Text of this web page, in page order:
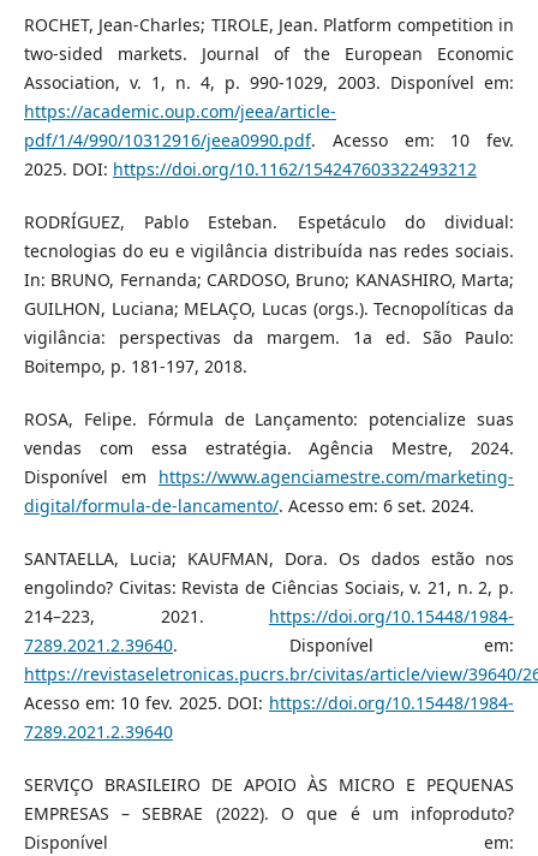
ROCHET, Jean-Charles; TIROLE, Jean. Platform competition in
two-sided markets. Journal of the European Economic
Association, v. 1, n. 4, p. 990-1029, 2003. Disponível em:
https://academic.oup.com/jeea/article-
pdf/1/4/990/10312916/jeea0990.pdf. Acesso em: 10 fev.
2025. DOI: https://doi.org/10.1162/154247603322493212
RODRÍGUEZ, Pablo Esteban. Espetáculo do dividual:
tecnologias do eu e vigilância distribuída nas redes sociais.
In: BRUNO, Fernanda; CARDOSO, Bruno; KANASHIRO, Marta;
GUILHON, Luciana; MELAÇO, Lucas (orgs.). Tecnopolíticas da
vigilância: perspectivas da margem. 1a ed. São Paulo:
Boitempo, p. 181-197, 2018.
ROSA, Felipe. Fórmula de Lançamento: potencialize suas
vendas com essa estratégia. Agência Mestre, 2024.
Disponível em https://www.agenciamestre.com/marketing-
digital/formula-de-lancamento/. Acesso em: 6 set. 2024.
SANTAELLA, Lucia; KAUFMAN, Dora. Os dados estão nos
engolindo? Civitas: Revista de Ciências Sociais, v. 21, n. 2, p.
214–223, 2021. https://doi.org/10.15448/1984-
7289.2021.2.39640. Disponível em:
https://revistaseletronicas.pucrs.br/civitas/article/view/39640/
Acesso em: 10 fev. 2025. DOI: https://doi.org/10.15448/1984-
7289.2021.2.39640
SERVIÇO BRASILEIRO DE APOIO ÀS MICRO E PEQUENAS
EMPRESAS – SEBRAE (2022). O que é um infoproduto?
Disponível em: